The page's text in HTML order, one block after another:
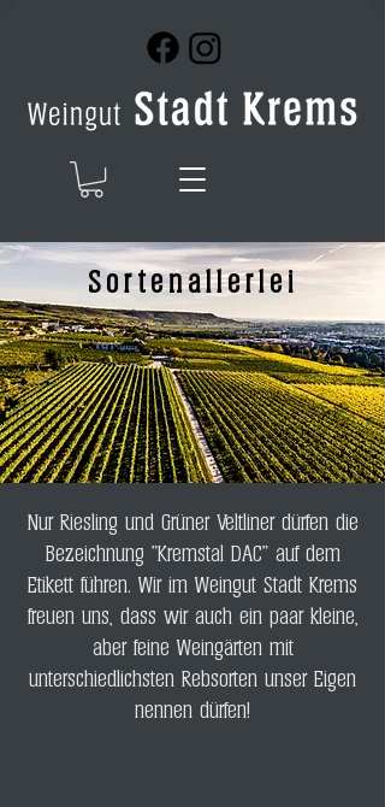
Sortenallerlei
Nur Riesling und Grüner Veltliner dürfen die
Bezeichnung "Kremstal DAC" auf dem
Etikett führen. Wir im Weingut Stadt Krems
freuen uns, dass wir auch ein paar kleine,
aber feine Weingärten mit
unterschiedlichsten Rebsorten unser Eigen
nennen dürfen!